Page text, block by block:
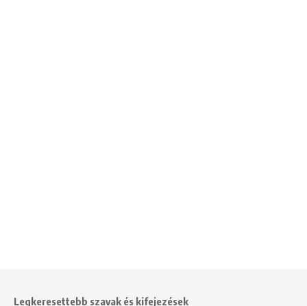
Legkeresettebb szavak és kifejezések